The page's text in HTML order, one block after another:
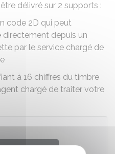
délivré sur 2 supports :
code 2D qui peut
depuis un
par le service chargé de
à 16 chiffres du timbre
chargé de traiter votre
téléservice